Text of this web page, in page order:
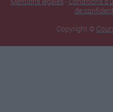
de
Copyright ©